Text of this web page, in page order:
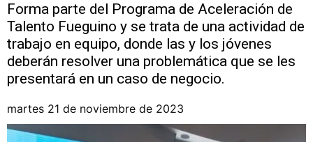
Forma parte del Programa de Aceleración de
Talento Fueguino y se trata de una actividad de
trabajo en equipo, donde las y los jóvenes
deberán resolver una problemática que se les
presentará en un caso de negocio.
martes 21 de noviembre de 2023